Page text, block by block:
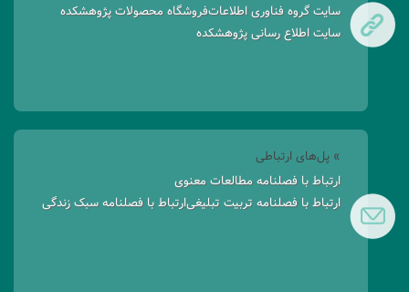
سایت گروه فناوری اطلاعاتفروشگاه محصولات پژوهشکده
سایت اطلاع رسانی پژوهشکده
» پل‌های ارتباطی
ارتباط با فصلنامه مطالعات معنوی
ارتباط با فصلنامه تربیت تبلیغیارتباط با فصلنامه سبک زندگی